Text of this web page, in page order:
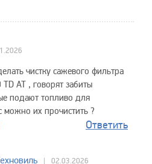
чистку сажевого фильтра
AT , говорят забиты
подают топливо для
можно их прочистить ?
Ответить
02.03.2026